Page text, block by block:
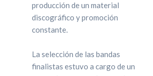
producción de un material
discográfico y promoción
constante.
La selección de las bandas
finalistas estuvo a cargo de un